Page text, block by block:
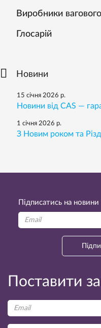
Виробники
Глосарій
Новини
15 січня 2026 р.
Новини від CAS —
1 січня 2026 р.
З Новим роком та
Підписатись на новини
Поставити